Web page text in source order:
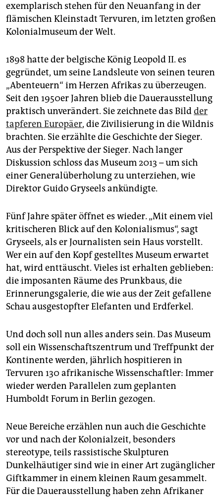
exemplarisch stehen für den Neuanfang in der
flämischen Kleinstadt Tervuren, im letzten großen
Kolonialmuseum der Welt.
1898 hatte der belgische König Leopold II. es
gegründet, um seine Landsleute von seinen teuren
„Abenteuern“ im Herzen Afrikas zu überzeugen.
Seit den 1950er Jahren blieb die Dauerausstellung
praktisch unverändert. Sie zeichnete das Bildder
tapferen Europäer, die Zivilisierung in die Wildnis
brachten. Sie erzählte die Geschichte der Sieger.
Aus der Perspektive der Sieger. Nach langer
Diskussion schloss das Museum 2013 – um sich
einer Generalüberholung zu unterziehen, wie
Direktor Guido Gryseels ankündigte.
Fünf Jahre später öffnet es wieder. „Mit einem viel
kritischeren Blick auf den Kolonialismus“, sagt
Gryseels, als er Journalisten sein Haus vorstellt.
Wer ein auf den Kopf gestelltes Museum erwartet
hat, wird enttäuscht. Vieles ist erhalten geblieben:
die imposanten Räume des Prunkbaus, die
Erinnerungsgalerie, die wie aus der Zeit gefallene
Schau ausgestopfter Elefanten und Erdferkel.
Und doch soll nun alles anders sein. Das Museum
soll ein Wissenschaftszentrum und Treffpunkt der
Kontinente werden, jährlich hospitieren in
Tervuren 130 afrikanische Wissenschaftler: Immer
wieder werden Parallelen zum geplanten
Humboldt Forum in Berlin gezogen.
Neue Bereiche erzählen nun auch die Geschichte
vor und nach der Kolonialzeit, besonders
stereotype, teils rassistische Skulpturen
Dunkelhäutiger sind wie in einer Art zugänglicher
Giftkammer in einem kleinen Raum gesammelt.
Für die Dauerausstellung haben zehn Afrikaner